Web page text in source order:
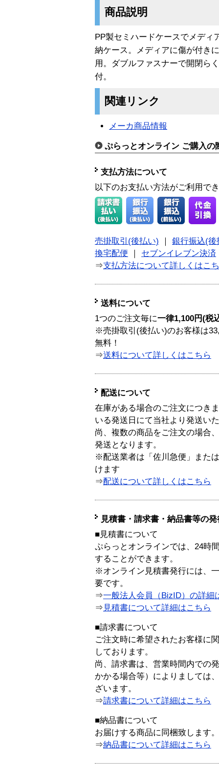
商品説明
PP製セミハードケースでメディ
納ケース。メディアに傷が付き
用。ダブルファスナーで開閉ら
付。
関連リンク
メーカ商品情報
ぷらっとオンライン ご購入の
支払方法について
以下のお支払い方法がご利用で
売掛取引(後払い)
銀行振込(後
換宅配便
セブンイレブン決済
⇒支払方法について詳しくはこ
送料について
1つのご注文毎に一律1,100円(税
※売掛取引(後払い)のお客様は
無料！
⇒送料について詳しくはこちら
配送について
在庫がある場合のご注文につき
いる発送日にて当社より発送い
尚、複数の商品をご注文の場合
発送となります。
※配送業者は「佐川急便」また
けます
⇒配送について詳しくはこちら
見積書・請求書・納品書等の
■見積書について
ぷらっとオンラインでは、24時
することができます。
※オンライン見積書発行には、
要です。
⇒一般法人会員（BizID）の詳細
⇒ 見積書について詳細はこちら
■請求書について
ご注文時に希望されたお客様に
しております。
尚、請求書は、営業時間内での
かかる場合等）によりましては
ざいます。
⇒請求書について詳細はこちら
■納品書について
お届けする商品に同梱致します。
⇒納品書について詳細はこちら